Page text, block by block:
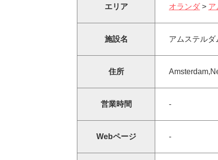
エリア オランダ > ア
施設名 アムステルダ
住所
営業時間 -
Webページ -